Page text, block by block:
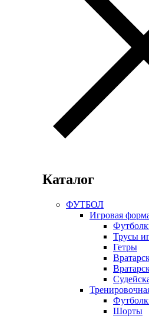
Каталог
ФУТБОЛ
Игровая
Трусы
Гетры
Шорты